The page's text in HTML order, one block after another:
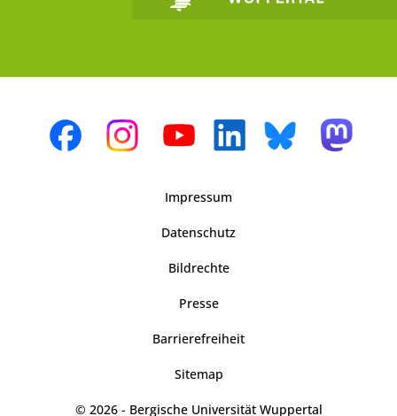
Impressum
Datenschutz
Bildrechte
Presse
Barrierefreiheit
Sitemap
© 2026 - Bergische Universität Wuppertal